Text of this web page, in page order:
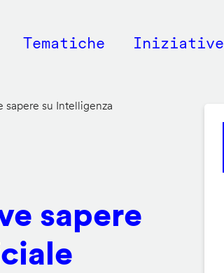
Main
Tematiche Iniziative
sapere su Intelligenza
sapere